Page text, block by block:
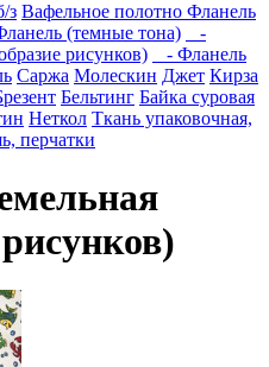
з Вафельное полотно Фланель
(темные тона)
-
рисунков)
- Фланель
Саржа Молескин Джет Кирза
Бельтинг Байка суровая
Неткол Ткань упаковочная,
перчатки